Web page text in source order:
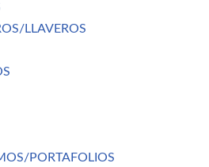
LLAVEROS
PORTAFOLIOS